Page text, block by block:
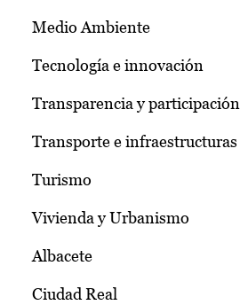
Medio Ambiente
Tecnología e innovación
Transparencia y participación
Transporte e infraestructuras
Turismo
Vivienda y Urbanismo
Albacete
Ciudad Real